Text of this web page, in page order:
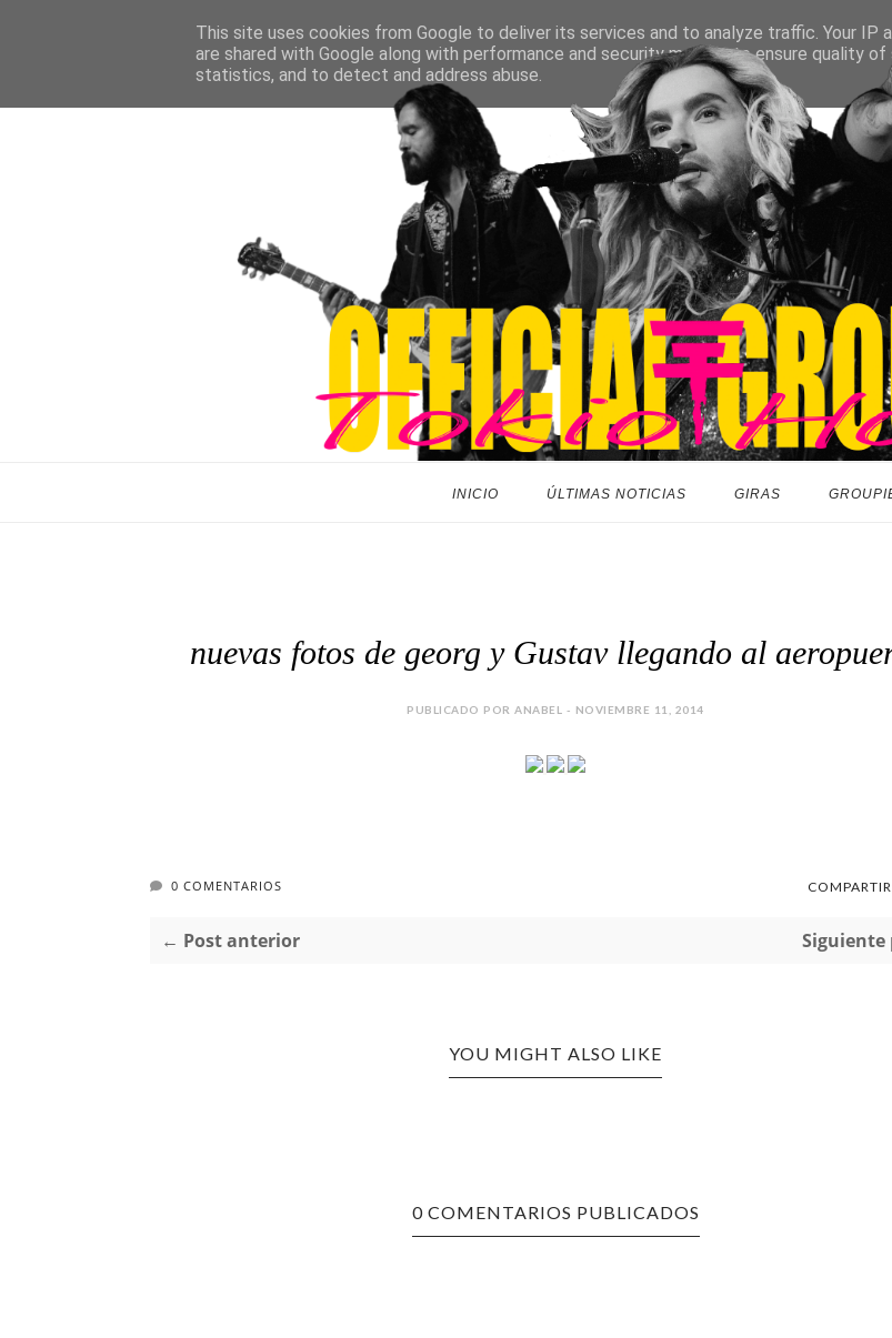
INICIO ÚLTIMAS NOTICIAS GIRAS
nuevas fotos de georg y Gustav llegando al
PUBLICADO POR ANABEL - NOVIEMBRE 11, 2014
0 COMENTARIOS
← Post anterior Siguiente
YOU MIGHT ALSO LIKE
0 COMENTARIOS PUBLICADOS
This site uses cookies from Google to deliver its services and to analyze traffic. Your IP
are shared with Google along with performance and security metrics to ensure quality of
statistics, and to detect and address abuse.